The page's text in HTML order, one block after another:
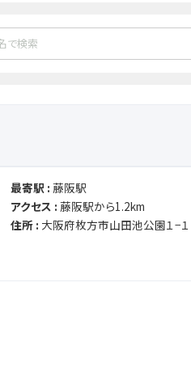
最寄駅 : 藤阪駅
アクセス : 藤阪駅から1.2km
住所 : 大阪府枚方市山田池公園１−１